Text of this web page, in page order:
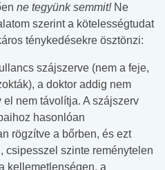
ne tegyünk semmit! Ne
szerint a kötelességtudat
ténykedésekre ösztönzi:
szájszerve (nem a feje,
a doktor addig nem
nem távolítja. A szájszerv
hasonlóan
rögzítve a bőrben, és ezt
csipesszel szinte reménytelen
kellemetlenségen, a